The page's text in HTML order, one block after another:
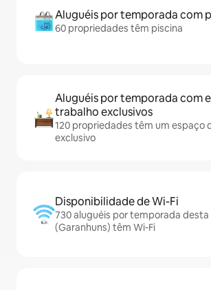
Aluguéis por temporada com
60 propriedades têm piscina
Aluguéis por temporada com
trabalho exclusivos
120 propriedades têm um espaço
exclusivo
Disponibilidade de Wi-Fi
730 aluguéis por temporada
(Garanhuns) têm Wi-Fi